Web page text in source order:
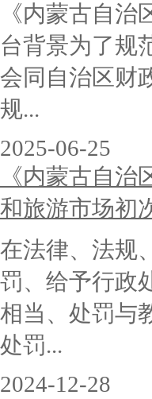
《内蒙古自
台背景为了规
会同自治区财
规...
2025-06-25
《内蒙古自
和旅游市场初
在法律、法规
罚、给予行
相当、处罚与
处罚...
2024-12-28